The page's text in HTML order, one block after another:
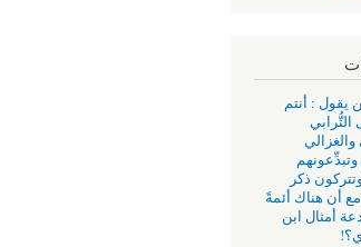
يقول : أنتم
ذكر
أن هناك أئمةً
أمثال ابن